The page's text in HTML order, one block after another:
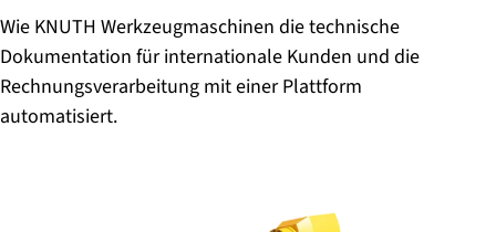
Wie KNUTH Werkzeugmaschinen die technische
Dokumentation für internationale Kunden und die
Rechnungsverarbeitung mit einer Plattform
automatisiert.